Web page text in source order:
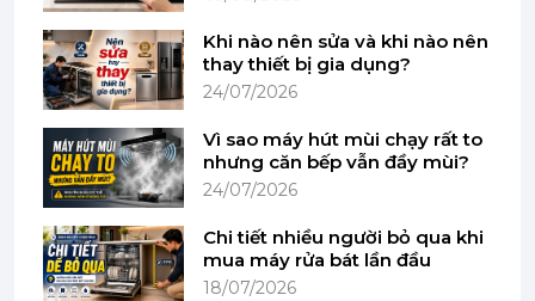
Đặc điểm nổi bật của Gel rửa chén
GlanzMeister Platinum
Khi nào nên sửa và khi nào nên
thay thiết bị gia dụng?
24/07/2026
Vì sao máy hút mùi chạy rất to
nhưng căn bếp vẫn đầy mùi?
24/07/2026
Chi tiết nhiều người bỏ qua khi
mua máy rửa bát lần đầu
18/07/2026